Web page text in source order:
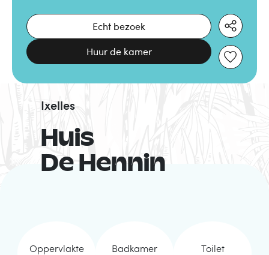
Echt bezoek
Huur de kamer
Huis
De Hennin
Ixelles
Oppervlakte Badkamer Toilet